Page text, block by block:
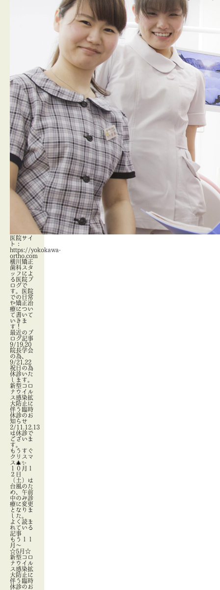
医院サイ
ト：
https://yokokawa-
ortho.com
横川矯正
歯科スタ
ッフによ
る医院ブ
ログで
す。医院
での日常
や矯正治
療につい
て書いて
いきま
す！
最近のブ
ログ記事
9/19,20
院長学会
の為、
9/21,22
祝日の為
休診いた
します。
新型コロ
ナウイル
ス感染拡
大防止に
伴う臨時
休診のお
知らせ
2/11.12.13
は休診で
ございま
す。
もうすぐ
クリスマ
ス🎄✨
１０月１
２日
（土）は
台風のた
め、午前
中のみ診
療に変更
となりま
した。
よく読ま
れている
記事
もう１１
月～
☆5月☆
新型コロ
ナウイル
ス感染拡
大防止に
伴う臨時
休診のお